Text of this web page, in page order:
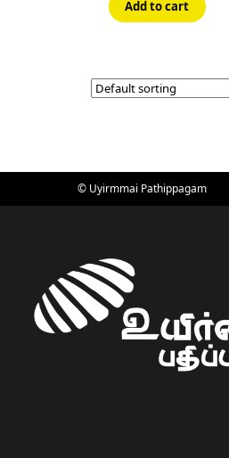
Add to cart
© Uyirmmai Pathippagam